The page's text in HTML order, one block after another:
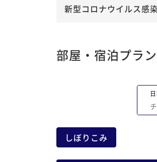
大きかったのですが
新型コロナウイルス感
部屋・宿泊プラン
しぼりこみ